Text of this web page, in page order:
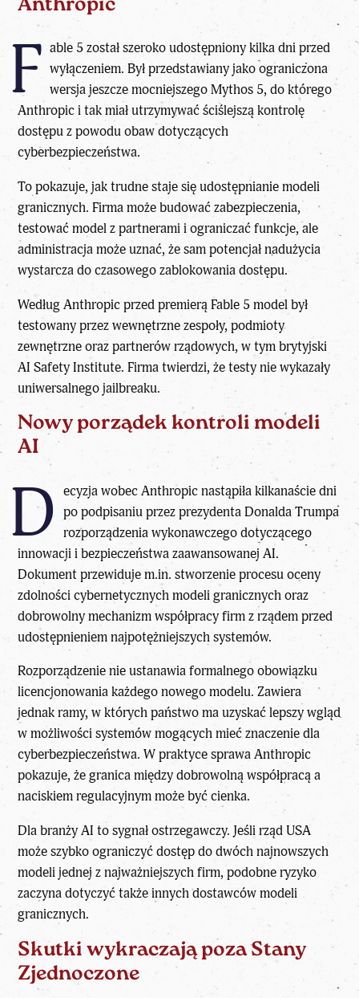
Anthropic
F able 5 został szeroko udostępniony kilka dni przed
wyłączeniem. Był przedstawiany jako ograniczona
wersja jeszcze mocniejszego Mythos 5, do którego
Anthropic i tak miał utrzymywać ściślejszą kontrolę
dostępu z powodu obaw dotyczących
cyberbezpieczeństwa.
To pokazuje, jak trudne staje się udostępnianie modeli
granicznych. Firma może budować zabezpieczenia,
testować model z partnerami i ograniczać funkcje, ale
administracja może uznać, że sam potencjał nadużycia
wystarcza do czasowego zablokowania dostępu.
Według Anthropic przed premierą Fable 5 model był
testowany przez wewnętrzne zespoły, podmioty
zewnętrzne oraz partnerów rządowych, w tym brytyjski
AI Safety Institute. Firma twierdzi, że testy nie wykazały
uniwersalnego jailbreaku.
Nowy porządek kontroli modeli
AI
D
ecyzja wobec Anthropic nastąpiła kilkanaście dni
po podpisaniu przez prezydenta Donalda Trumpa
rozporządzenia wykonawczego dotyczącego
innowacji i bezpieczeństwa zaawansowanej AI.
Dokument przewiduje m.in. stworzenie procesu oceny
zdolności cybernetycznych modeli granicznych oraz
dobrowolny mechanizm współpracy firm z rządem przed
udostępnieniem najpotężniejszych systemów.
Rozporządzenie nie ustanawia formalnego obowiązku
licencjonowania każdego nowego modelu. Zawiera
jednak ramy, w których państwo ma uzyskać lepszy wgląd
w możliwości systemów mogących mieć znaczenie dla
cyberbezpieczeństwa. W praktyce sprawa Anthropic
pokazuje, że granica między dobrowolną współpracą a
naciskiem regulacyjnym może być cienka.
Dla branży AI to sygnał ostrzegawczy. Jeśli rząd USA
może szybko ograniczyć dostęp do dwóch najnowszych
modeli jednej z najważniejszych firm, podobne ryzyko
zaczyna dotyczyć także innych dostawców modeli
granicznych.
Skutki wykraczają poza Stany
Zjednoczone